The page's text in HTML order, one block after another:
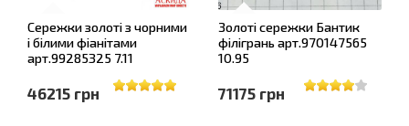
Сережки золоті з чорними
і білими фіанітами
арт.99285325 7.11
46215 грн
Золоті сережки Бантик
філігрань арт.970147565
10.95
71175 грн